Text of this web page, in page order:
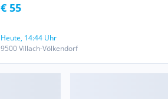
Mikrowelle, 3,0 l, grün
€ 55
Heute, 14:44 Uhr
9500 Villach-Völkendorf